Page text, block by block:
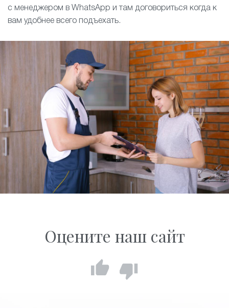
с менеджером в WhatsApp и там договориться когда к
вам удобнее всего подъехать.
Оцените наш сайт